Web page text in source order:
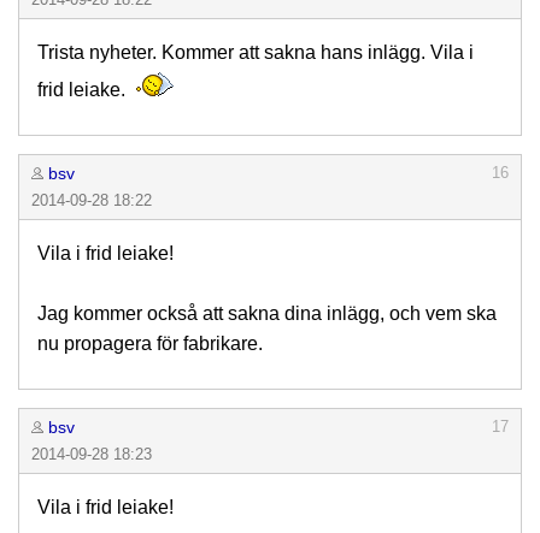
Trista nyheter. Kommer att sakna hans inlägg. Vila i
frid leiake.
bsv
16
2014-09-28 18:22
Vila i frid leiake!
Jag kommer också att sakna dina inlägg, och vem ska
nu propagera för fabrikare.
bsv
17
2014-09-28 18:23
Vila i frid leiake!